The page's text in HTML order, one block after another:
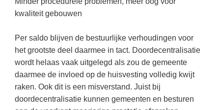
Ruimte
Schoolspullen
Seizoenen
Seksualiteit
Sinterklaas
Montessori onderwijs
Jenaplanonderwijs
Daltononderwijs
Schoolspullen
Onderwijsvacatures
Afscheidstekst collega
kwaliteit gebouwen
Per saldo blijven de bestuurlijke verhoudingen voor
het grootste deel daarmee in tact. Doordecentralisatie
wordt helaas vaak uitgelegd als zou de gemeente
daarmee de invloed op de huisvesting volledig kwijt
raken. Ook dit is een misverstand. Juist bij
doordecentralisatie kunnen gemeenten en besturen